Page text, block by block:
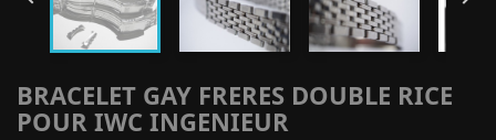
BRACELET GAY FRERES DOUBLE RICE
POUR IWC INGENIEUR